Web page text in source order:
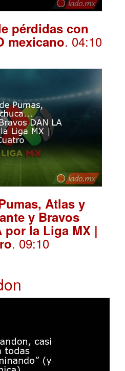
pérdidas con
mexicano. 04:10
Atlas y
y Bravos
por la Liga MX |
. 09:10